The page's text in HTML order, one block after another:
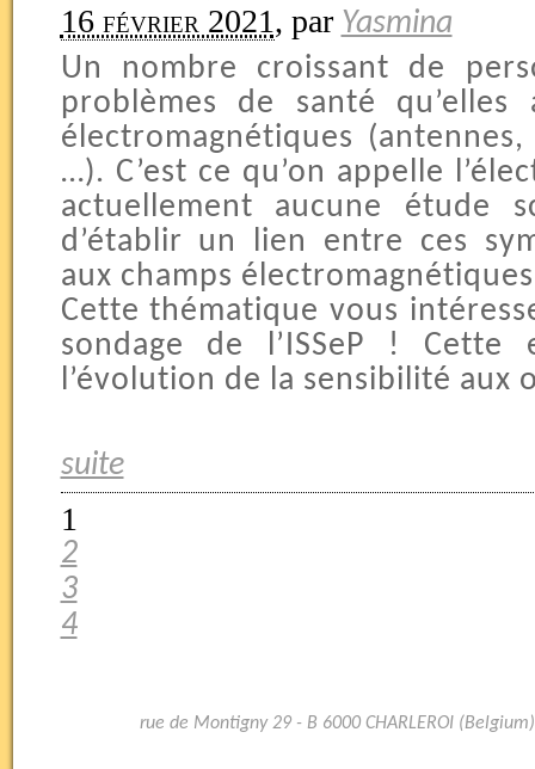
16 février 2021, par Yasmina
Un nombre croissant de
problèmes de santé
électromagnétiques
…). C’est ce qu’on appelle
actuellement aucune étude
d’établir un lien entre ces
aux champs
Cette thématique vous
sondage de l’ISSeP !
l’évolution de la sensibilité aux
suite
1
2
3
4
rue de Montigny 29 - B 6000 CHARLEROI